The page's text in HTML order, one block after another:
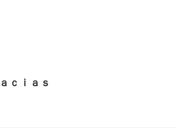
ｃｉａｓ